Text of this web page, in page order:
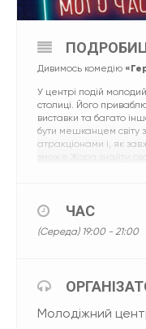
Дивимось комедію
У центрі подій
столиці. Його
виставки та багато
бути мешканцем світу
атракціонами і, як
Молодіжний центр
Центр національно-
ЧАС
(Середа) 19:00 - 21:00
Молодіжний